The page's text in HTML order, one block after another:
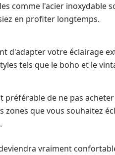
comme l'acier inoxydable
en profiter longtemps.
votre éclairage
tels que le boho et le
de ne pas
que vous souhaitez
vraiment